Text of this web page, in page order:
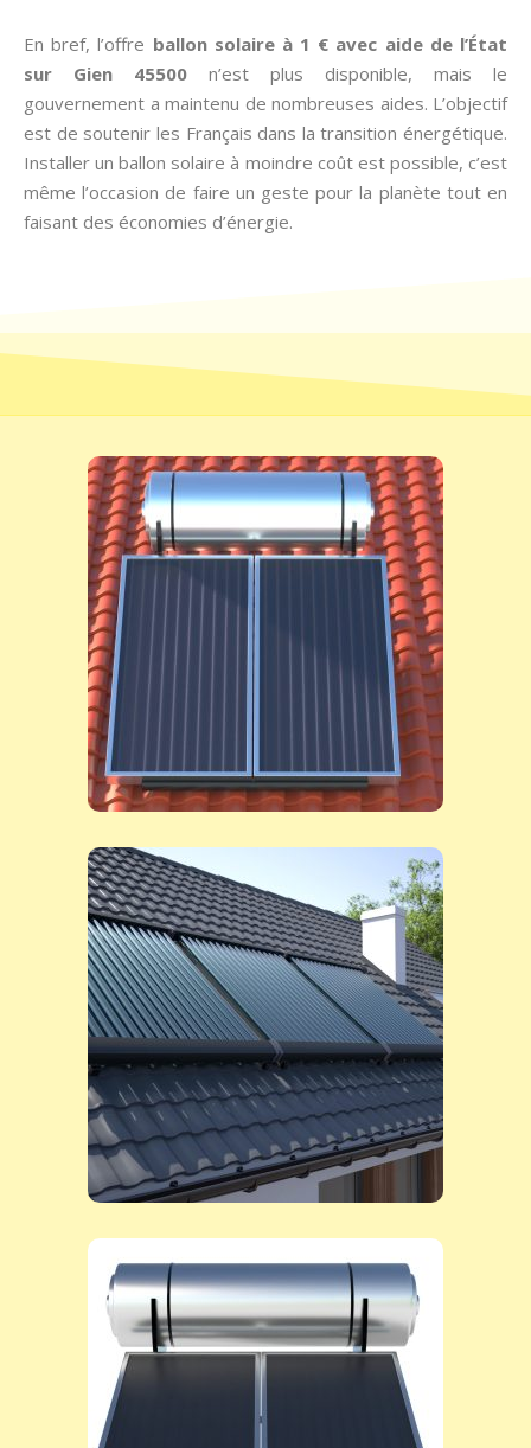
En bref, l’offre ballon solaire à 1 € avec aide de l’État
sur Gien 45500 n’est plus disponible, mais le
gouvernement a maintenu de nombreuses aides. L’objectif
est de soutenir les Français dans la transition énergétique.
Installer un ballon solaire à moindre coût est possible, c’est
même l’occasion de faire un geste pour la planète tout en
faisant des économies d’énergie.